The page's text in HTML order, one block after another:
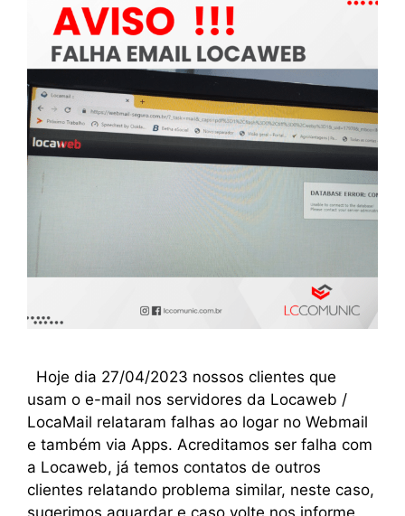
Hoje dia 27/04/2023 nossos clientes que
usam o e-mail nos servidores da Locaweb /
LocaMail relataram falhas ao logar no Webmail
e também via Apps. Acreditamos ser falha com
a Locaweb, já temos contatos de outros
clientes relatando problema similar, neste caso,
sugerimos aguardar e caso volte nos informe,